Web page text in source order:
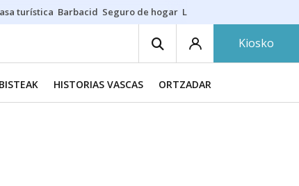
turística Barbacid Seguro de hogar Lío Athletic-Osasuna
Kiosko
HISTORIAS VASCAS ORTZADAR